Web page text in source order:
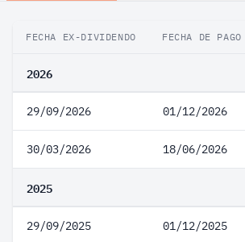
FECHA EX-DIVIDENDO FECHA DE PAGO
2026
29/09/2026 01/12/2026
30/03/2026 18/06/2026
2025
29/09/2025 01/12/2025